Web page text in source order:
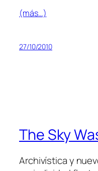
(más…)
27/10/2010
The Sky
Archivística y